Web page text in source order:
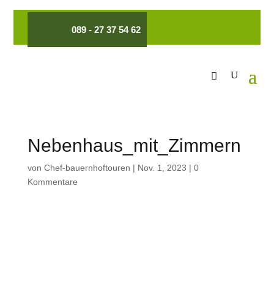
089 - 27 37 54 62
Nebenhaus_mit_Zimmern
von Chef-bauernhoftouren | Nov. 1, 2023 | 0
Kommentare